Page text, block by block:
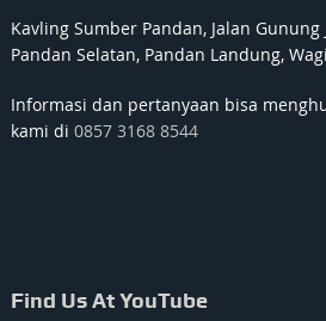
Kavling Sumber Pandan, Jalan Gunung
Pandan Selatan, Pandan Landung,
Informasi dan pertanyaan bisa
kami di 0857 3168 8544
Find Us At YouTube